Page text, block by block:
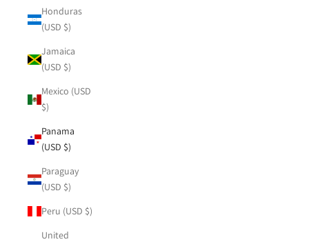
Honduras
(USD $)
Jamaica
(USD $)
Mexico (USD
$)
Panama
(USD $)
Paraguay
(USD $)
Peru (USD $)
United